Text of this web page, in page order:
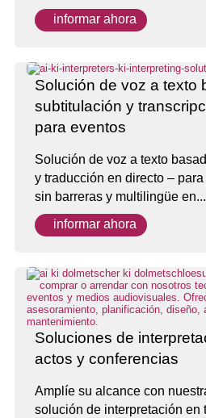
informar ahora
Solución de voz a texto
subtitulación y
para eventos
Solución de voz a texto
y traducción en directo –
sin barreras y multilingüe en...
informar ahora
Soluciones de
actos y conferencias
Amplíe su alcance con
solución de interpretación en